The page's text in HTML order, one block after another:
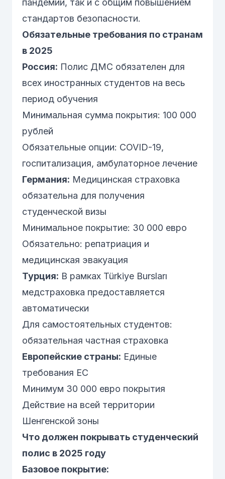
стандартов безопасности.
Обязательные требования по странам
в 2025
Россия: Полис ДМС обязателен для
всех иностранных студентов на весь
период обучения
Минимальная сумма покрытия: 100 000
рублей
Обязательные опции: COVID-19,
госпитализация, амбулаторное лечение
Германия: Медицинская страховка
обязательна для получения
студенческой визы
Минимальное покрытие: 30 000 евро
Обязательно: репатриация и
медицинская эвакуация
Турция: В рамках Türkiye Bursları
медстраховка предоставляется
автоматически
Для самостоятельных студентов:
обязательная частная страховка
Европейские страны: Единые
требования ЕС
Минимум 30 000 евро покрытия
Действие на всей территории
Шенгенской зоны
Что должен покрывать студенческий
полис в 2025 году
Базовое покрытие: